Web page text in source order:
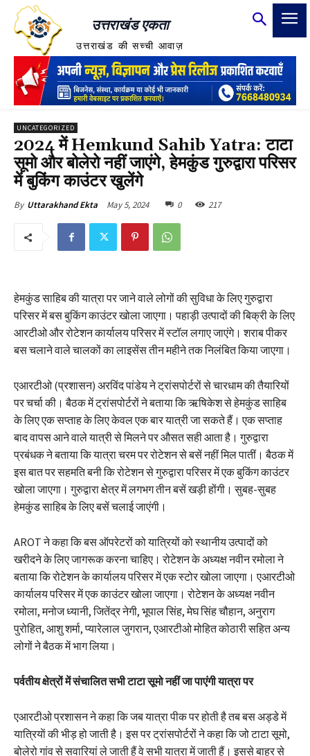
उत्तराखंड एकता
उत्तराखंड की सच्ची आवाज़
UNCATEGORIZED
2024 में Hemkund Sahib Yatra: टाटा
सूमो और बोलेरो नहीं जाएंगे, हेमकुंड गुरुद्वारा परिसर
में बुकिंग काउंटर खुलेंगे
By Uttarakhand Ekta May 5, 2024 0 217
हेमकुंड साहिब की यात्रा पर जाने वाले लोगों की सुविधा के लिए गुरुद्वारा
परिसर में बस बुकिंग काउंटर खोला जाएगा। पहाड़ी उत्पादों की बिक्री के लिए
आरटीओ और रोटेशन कार्यालय परिसर में स्टॉल लगाए जाएंगे। शराब पीकर
बस चलाने वाले चालकों का लाइसेंस तीन महीने तक निलंबित किया जाएगा।
एआरटीओ (प्रशासन) अरविंद पांडेय ने ट्रांसपोर्टरों से चारधाम की तैयारियों
पर चर्चा की। बैठक में ट्रांसपोर्टरों ने बताया कि ऋषिकेश से हेमकुंड साहिब
के लिए एक सप्ताह के लिए केवल एक बार यात्री जा सकते हैं। एक सप्ताह
बाद वापस आने वाले यात्री से मिलने पर औसत सही आता है। गुरुद्वारा
प्रबंधक ने बताया कि यात्रा चरम पर रोटेशन से बसें नहीं मिल पातीं। बैठक में
इस बात पर सहमति बनी कि रोटेशन से गुरुद्वारा परिसर में एक बुकिंग काउंटर
खोला जाएगा। गुरुद्वारा क्षेत्र में लगभग तीन बसें खड़ी होंगी। सुबह-सुबह
हेमकुंड साहिब के लिए बसें चलाई जाएंगी।
AROT ने कहा कि बस ऑपरेटरों को यात्रियों को स्थानीय उत्पादों को
खरीदने के लिए जागरूक करना चाहिए। रोटेशन के अध्यक्ष नवीन रमोला ने
बताया कि रोटेशन के कार्यालय परिसर में एक स्टोर खोला जाएगा। एआरटीओ
कार्यालय परिसर में एक काउंटर खोला जाएगा। रोटेशन के अध्यक्ष नवीन
रमोला, मनोज ध्यानी, जितेंद्र नेगी, भूपाल सिंह, मेघ सिंह चौहान, अनुराग
पुरोहित, आशु शर्मा, प्यारेलाल जुगरान, एआरटीओ मोहित कोठारी सहित अन्य
लोगों ने बैठक में भाग लिया।
पर्वतीय क्षेत्रों में संचालित सभी टाटा सूमो नहीं जा पाएंगी यात्रा पर
एआरटीओ प्रशासन ने कहा कि जब यात्रा पीक पर होती है तब बस अड्डे में
यात्रियाें की भीड़ हो जाती है। इस पर ट्रांसपोर्टरों ने कहा कि जो टाटा सूमो,
बोलेरो गांव से सवारियां ले जाती हैं वे सभी यात्रा में जाती हैं। इससे बाहर से